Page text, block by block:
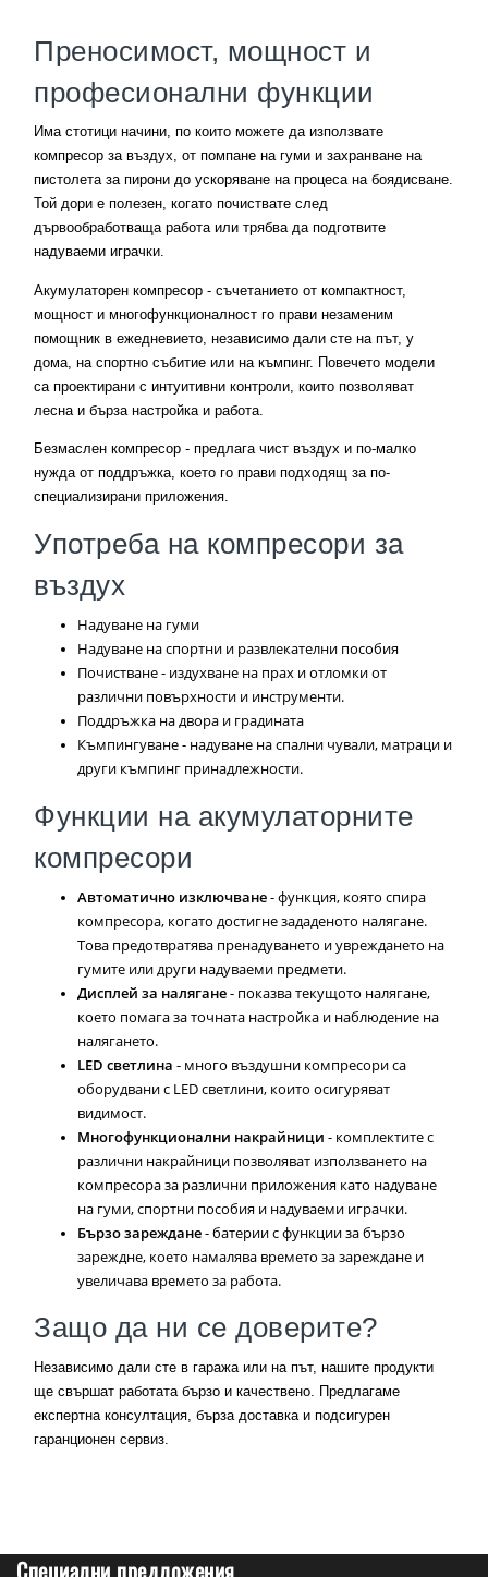
Преносимост, мощност и
професионални функции
Има стотици начини, по които можете да използвате
компресор за въздух, от помпане на гуми и захранване на
пистолета за пирони до ускоряване на процеса на боядисване.
Той дори е полезен, когато почиствате след
дървообработваща работа или трябва да подготвите
надуваеми играчки.
Акумулаторен компресор - съчетанието от компактност,
мощност и многофункционалност го прави незаменим
помощник в ежедневието, независимо дали сте на път, у
дома, на спортно събитие или на къмпинг. Повечето модели
са проектирани с интуитивни контроли, които позволяват
лесна и бърза настройка и работа.
Безмаслен компресор - предлага чист въздух и по-малко
нужда от поддръжка, което го прави подходящ за по-
специализирани приложения.
Употреба на компресори за
въздух
Надуване на гуми
Надуване на спортни и развлекателни пособия
Почистване - издухване на прах и отломки от
различни повърхности и инструменти.
Поддръжка на двора и градината
Къмпингуване - надуване на спални чували, матраци и
други къмпинг принадлежности.
Функции на акумулаторните
компресори
Автоматично изключване- функция, която спира
компресора, когато достигне зададеното налягане.
Това предотвратява пренадуването и увреждането на
гумите или други надуваеми предмети.
Дисплей за налягане- показва текущото налягане,
което помага за точната настройка и наблюдение на
налягането.
LED светлина - много въздушни компресори са
оборудвани с LED светлини, които осигуряват
видимост.
Многофункционални накрайници - комплектите с
различни накрайници позволяват използването на
компресора за различни приложения като надуване
на гуми, спортни пособия и надуваеми играчки.
Бързо зареждане- батерии с функции за бързо
зареждне, което намалява времето за зареждане и
увеличава времето за работа.
Защо да ни се доверите?
Независимо дали сте в гаража или на път, нашите продукти
ще свършат работата бързо и качествено. Предлагаме
експертна консултация, бърза доставка и подсигурен
гаранционен сервиз.